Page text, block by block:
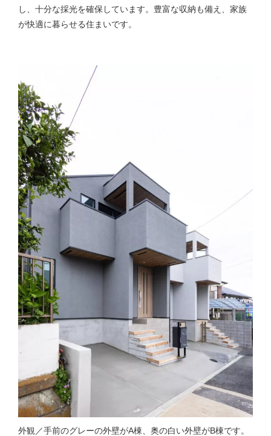
し、十分な採光を確保しています。豊富な収納も備え、家族
が快適に暮らせる住まいです。
外観／手前のグレーの外壁がA棟、奥の白い外壁がB棟です。